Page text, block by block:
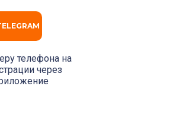
телефона на
через